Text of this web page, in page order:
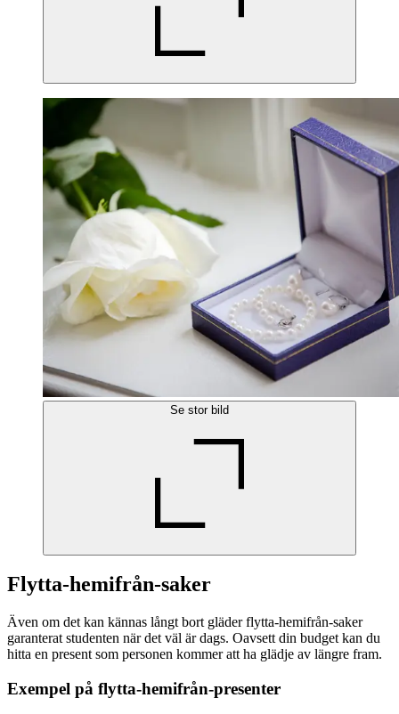
Se stor bild
Flytta-hemifrån-saker
Även om det kan kännas långt bort gläder flytta-hemifrån-saker
garanterat studenten när det väl är dags. Oavsett din budget kan du
hitta en present som personen kommer att ha glädje av längre fram.
Exempel på flytta-hemifrån-presenter